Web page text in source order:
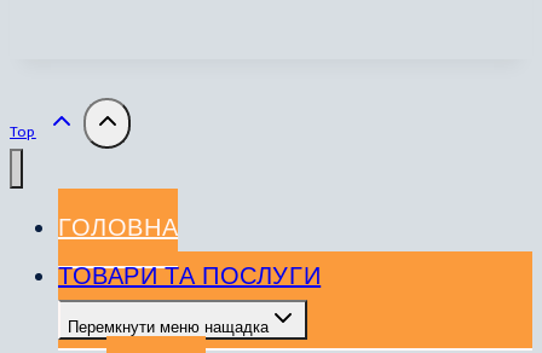
Top
ГОЛОВНА
ТОВАРИ ТА ПОСЛУГИ
Перемкнути меню нащадка